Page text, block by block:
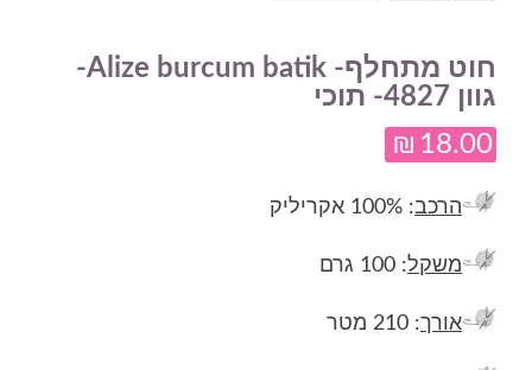
חוט מתחלף- Alize burcum batik-
גוון 4827- תוכי
₪ 18.00
הרכב: 100% אקריליק
משקל: 100 גרם
אורך: 210 מטר